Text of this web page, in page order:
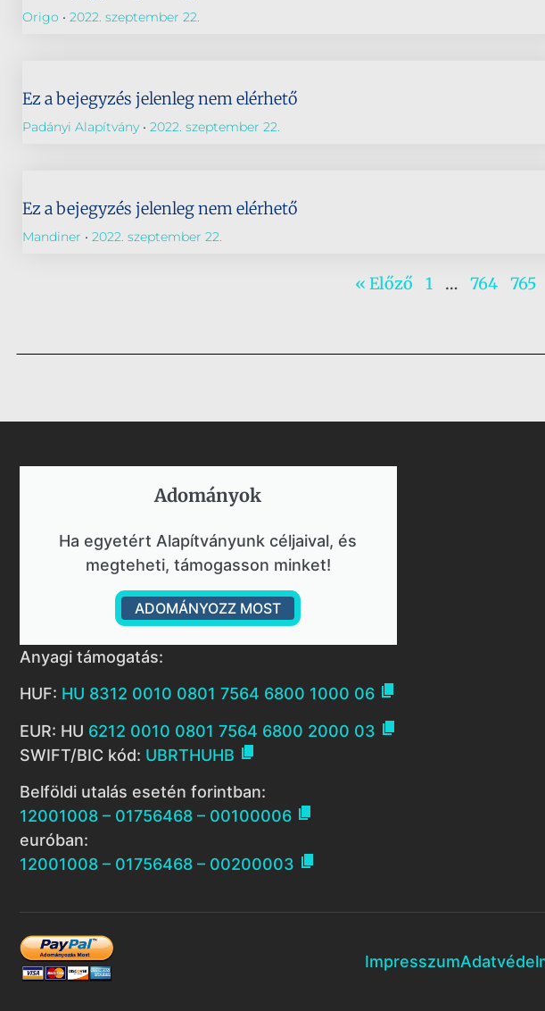
Origo 2022. szeptember 22.
Ez a bejegyzés jelenleg nem elérhető
Padányi Alapítvány 2022. szeptember 22.
Ez a bejegyzés jelenleg nem elérhető
Mandiner 2022. szeptember 22.
« Előző 1 … 764 765
Adományok​
Ha egyetért Alapítványunk céljaival, és
megteheti, támogasson minket!
ADOMÁNYOZZ MOST
Anyagi támogatás:
HUF: HU 8312 0010 0801 7564 6800 1000 06 
EUR: HU 6212 0010 0801 7564 6800 2000 03 
SWIFT/BIC kód: UBRTHUHB 
Belföldi utalás esetén forintban:
12001008 – 01756468 – 00100006 
euróban:
12001008 – 01756468 – 00200003 
Impresszum